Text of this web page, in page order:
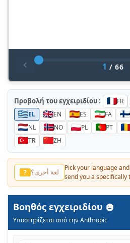
1 / 66
Προβολή του εγχειριδίου : FR
EL
EN ES FA
NL
NO PL PT
TR
ZH
? لغة أخرى؟
Pick your language
send you a
Βοηθός εγχειριδίου
Υποστηρίζεται από την Anthropic